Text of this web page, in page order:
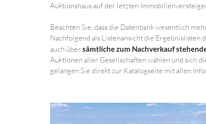
Auktionshaus auf der letzten
Beachten Sie, dass die Datenbank wesentlich
Nachfolgend als Listenansicht die
auch übersämtliche zum Nachverkauf
Auktionen aller Gesellschaften wählen und sich
gelangen Sie direkt zur Katalogseite mit allen